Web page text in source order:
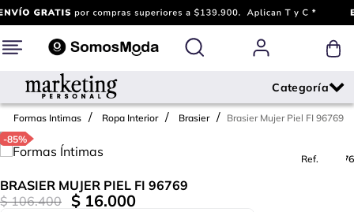
Formas Intimas Ropa Interior Brasier
Brasier Mujer Piel FI 96769
-85%
Ref.
646976
BRASIER MUJER PIEL FI 96769
$ 106.400 $ 16.000